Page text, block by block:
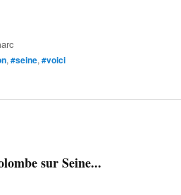
, #seine, #voici
sur Seine...